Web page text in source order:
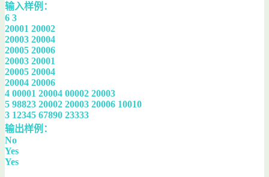
输入样例：
6 3
20001 20002
20003 20004
20005 20006
20003 20001
20005 20004
20004 20006
4 00001 20004 00002 20003
5 98823 20002 20003 20006 10010
3 12345 67890 23333
输出样例：
No
Yes
Yes